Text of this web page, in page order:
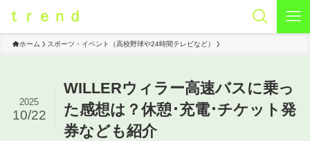
ｔｒｅｎｄ
ホーム スポーツ・イベント（高校野球や24時間テレビなど）
WILLERウィラー高速バスに乗っ
た感想は？休憩･充電･チケット発
券なども紹介
2025
10/22